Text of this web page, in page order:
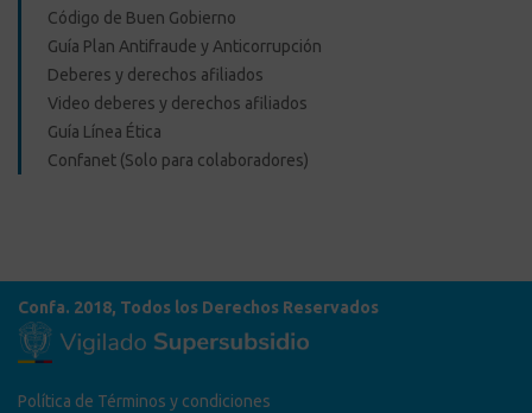
Código de Buen Gobierno
Guía Plan Antifraude y Anticorrupción
Deberes y derechos afiliados
Video deberes y derechos afiliados
Guía Línea Ética
Confanet (Solo para colaboradores)
Confa. 2018, Todos los Derechos Reservados
Política de Términos y condiciones